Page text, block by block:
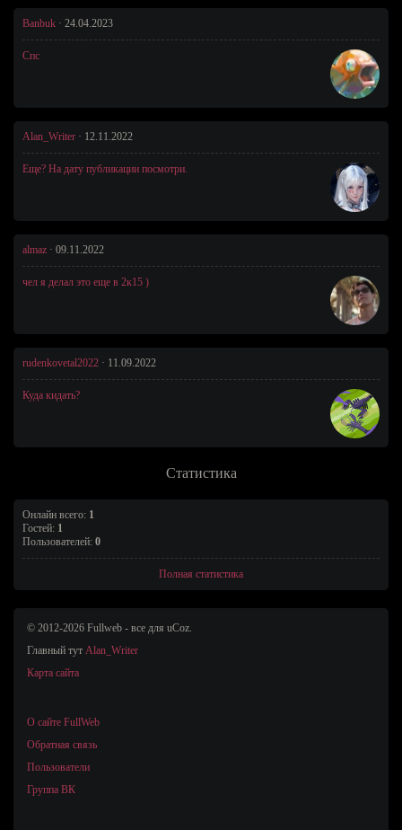
Banbuk · 24.04.2023
Спс
Alan_Writer · 12.11.2022
Еще? На дату публикации посмотри.
almaz · 09.11.2022
чел я делал это еще в 2к15 )
rudenkovetal2022 · 11.09.2022
Куда кидать?
Статистика
Онлайн всего: 1
Гостей: 1
Пользователей: 0
Полная статистика
© 2012-2026 Fullweb - все для uCoz.
Главный тут Alan_Writer
Карта сайта
О сайте FullWeb
Обратная связь
Пользователи
Группа ВК